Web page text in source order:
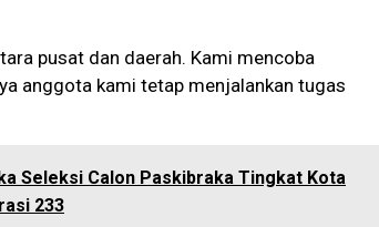
pusat dan daerah. Kami mencoba
anggota kami tetap menjalankan tugas
Seleksi Calon Paskibraka Tingkat Kota
233